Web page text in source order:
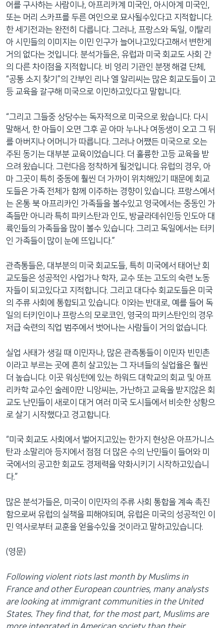
어를 구사하는 사람이나, 아프리카계 미국인, 아시아계 미국인,
또는 머리 스카프를 두른 여인으로 묘사될수있다고 지적합니다.
한 세기전과는 완전히 다릅니다. 그러나, 프랑스와 독일, 이탈리
아 시민들의 이미지는 이민 인구가 늘어나고있다고해서 변한게
거의 없다는 것입니다. 분석가들은, 유럽과 미국 회교도 사회 간
의 다른 차이점을 지적합니다. 비 영리 기관인 분쟁 해결 단체,
“공통 소지 찾기”의 간부인 리나 엘 알리씨는 많은 회교도들이 고
등 교육을 갈구해 미국으로 이민하고있다고 말합니다.
“그리고 그들중 상당수는 독자적으로 미국으로 왔습니다. 다시
말해서, 한 아들이 오면 그후 곧 아마 누나나 여동생이 오고 그 뒤
를 아버지나 어머니가 따릅니다. 그러나 어쨌든 미국으로 오는
주된 동기는 대부분 교육이었습니다. 더 훌륭한 고등 교육을 받
으려 왔습니다. 그런다음 정착하게 될것입니다. 유럽의 경우, 아
마 그곳이 특히 중동에 훨씬 더 가까이 위치해있기 때문에 회교
도들은 가족 전체가 함께 이주하는 경향이 있습니다. 프랑스에서
는 온통 북 아프리카인 가족들을 볼수있고 영국에서는 중동인 가
족들만 아니라 특히 파키스탄과 인도, 방글라데쉬인등 인도아 대
륙인들의 가족들을 많이 볼수 있습니다. 그리고 독일에서는 터키
인 가족들이 많이 눈에 뜨입니다.”
관측통들은, 대부분의 미국 회교도들, 특히 미국에서 태어난 회
교도들은 성공적인 사업가나 학자, 교수 또는 고도의 숙련 노동
자들이 되고있다고 지적합니다. 그리고 대다수 회교도들은 미국
의 주류 사회에 통합되고 있습니다. 이와는 반대로, 예를 들어 독
일의 터키인이나 프랑스의 모로코인, 영국의 파키스탄인의 경우
저급 숙련의 직업 범주에서 벗어나는 사람들이 거의 없습니다.
실업 사태가 생길 때 이민자나, 많은 관측통들이 이민자 빈민촌
이라고 부르는 곳에 흔히 살고있는 그 자녀들의 실업율은 훨씬
더 높습니다. 이곳 워싱턴에 있는 하워드 대학교의 회교 및 아프
리카학 교수인 술레이만 니앙씨는, 가난하고 교육을 받지않은 회
교도 난민들이 새로이 대거 여러 미국 도시들에서 비슷한 상황으
로 살기 시작했다고 경고합니다.
“미국 회교도 사회에서 벌어지고있는 한가지 현상은 아프가니스
탄과 소말리아 등지에서 점점 더 많은 수의 난민들이 들어와 미
국에서의 공고한 회교도 경제력을 약화시키기 시작하고있습니
다.”
많은 분석가들은, 미국이 이민자의 주류 사회 통합을 계속 촉진
함으로써 유럽의 실책을 피해야되며, 유럽은 미국의 성공적인 이
민 역사로부터 교훈을 얻을수있을 것이라고 말하고있습니다.
(영문)
Following violent riots last month by Muslims in
France and other European countries, many analysts
are looking at immigrant communities in the United
States. They find that, for the most part, Muslims are